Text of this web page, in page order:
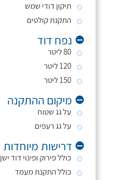
תיקון דודי שמש
התקנת קולטים
נפח דוד
80 ליטר
120 ליטר
150 ליטר
מיקום ההתקנה
על גג שטוח
על גג רעפים
דרישות מיוחדות
כולל פירוק ופינוי דוד ישן
כולל התקנת מעמד